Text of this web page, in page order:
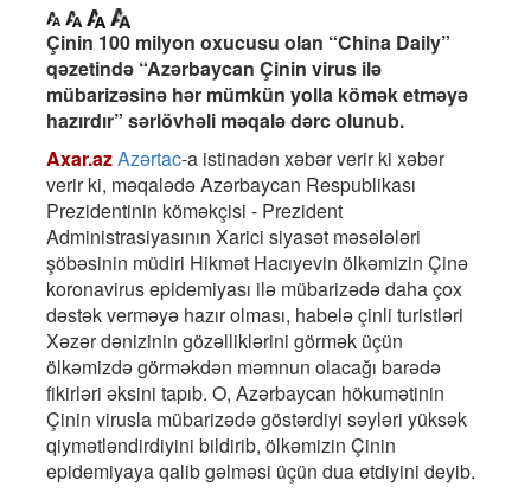
Çinin 100 milyon oxucusu olan “China Daily”
qəzetində “Azərbaycan Çinin virus ilə
mübarizəsinə hər mümkün yolla kömək etməyə
hazırdır” sərlövhəli məqalə dərc olunub.
Axar.azAzərtac-a istinadən xəbər verir ki xəbər
verir ki, məqalədə Azərbaycan Respublikası
Prezidentinin köməkçisi - Prezident
Administrasiyasının Xarici siyasət məsələləri
şöbəsinin müdiri Hikmət Hacıyevin ölkəmizin Çinə
koronavirus epidemiyası ilə mübarizədə daha çox
dəstək verməyə hazır olması, habelə çinli turistləri
Xəzər dənizinin gözəlliklərini görmək üçün
ölkəmizdə görməkdən məmnun olacağı barədə
fikirləri əksini tapıb. O, Azərbaycan hökumətinin
Çinin virusla mübarizədə göstərdiyi səyləri yüksək
qiymətləndirdiyini bildirib, ölkəmizin Çinin
epidemiyaya qalib gəlməsi üçün dua etdiyini deyib.